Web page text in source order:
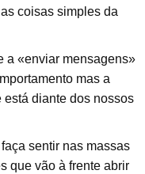
coisas simples da
a «enviar mensagens»
mas a
está diante dos nossos
sentir nas massas
que vão à frente abrir